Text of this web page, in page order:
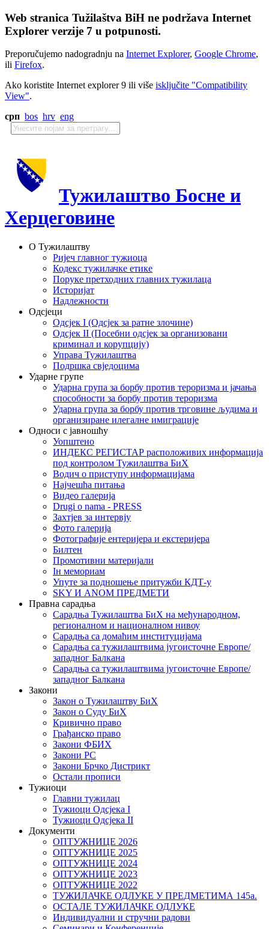
Web stranica Tužilaštva BiH ne podržava Internet
Explorer verzije 7 u potpunosti.
Preporučujemo nadogradnju na Internet Explorer, Google Chrome,
ili Firefox.
Ako koristite Internet explorer 9 ili više isključite "Compatibility
View".
срп bos hrv eng
Тужилаштво Босне и
Херцеговине
О Тужилаштву
Ријеч главног тужиоца
Кодекс тужилачке етике
Поруке претходних главних тужилаца
Историјат
Надлежности
Одсјеци
Одсјек I (Одсјек за ратне злочине)
Одсјек II (Посебни одсјек за организовани
криминал и корупцију)
Управа Тужилаштва
Подршка свједоцима
Ударне групе
Ударна група за борбу против тероризма и јачања
способности за борбу против тероризма
Ударна група за борбу против трговине људима и
организиране илегалне имиграције
Односи с јавношћу
Уопштено
ИНДЕКС РЕГИСТАР расположивих информација
под контролом Тужилаштва БиХ
Водич о приступу информацијама
Најчешћа питања
Видео галерија
Drugi o nama - PRESS
Захтјев за интервју
Фото галерија
Фотографије ентеријера и екстеријера
Билтен
Промотивни материјали
Iн мемориам
Упуте за подношење притужби КДТ-у
SKY И ANOM ПРЕДМЕТИ
Правна сарадња
Сарадња Тужилаштва БиХ на међународном,
регионалном и националном нивоу
Сарадња са домаћим институцијама
Сарадња са тужилаштвима југоисточне Европе/
западног Балкана
Сарадња са тужилаштвима југоисточне Европе/
западног Балкана
Закони
Закон о Тужилаштву БиХ
Закон о Суду БиХ
Кривично право
Грађанско право
Закони ФБИХ
Закони РС
Закони Брчко Дистрикт
Остали прописи
Тужиоци
Главни тужилац
Тужиоци Oдсјекa I
Тужиоци Oдсјекa II
Документи
ОПТУЖНИЦЕ 2026
ОПТУЖНИЦЕ 2025
ОПТУЖНИЦЕ 2024
ОПТУЖНИЦЕ 2023
ОПТУЖНИЦЕ 2022
ТУЖИЛАЧКЕ ОДЛУКЕ У ПРЕДМЕТИМА 145а.
ОСТАЛЕ ТУЖИЛАЧКЕ ОДЛУКЕ
Индивидуални и стручни радови